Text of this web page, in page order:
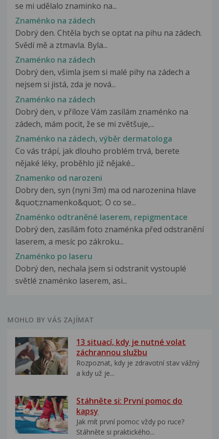
se mi udělalo znaminko na...
Znaménko na zádech
Dobrý den. Chtěla bych se optat na pihu na zádech.
Svědí mě a ztmavla. Byla...
Znaménko na zádech
Dobrý den, všimla jsem si malé pihy na zádech a
nejsem si jistá, zda je nová...
Znaménko na zádech
Dobrý den, v příloze Vám zasílám znaménko na
zádech, mám pocit, že se mi zvětšuje,...
Znaménko na zádech, výběr dermatologa
Co vás trápí, jak dlouho problém trvá, berete
nějaké léky, proběhlo již nějaké...
Znamenko od narozeni
Dobry den, syn (nyni 3m) ma od narozenina hlave
&quot;znamenko&quot;. O co se...
Znaménko odtraněné laserem, repigmentace
Dobrý den, zasílám foto znaménka před odstranění
laserem, a mesíc po zákroku...
Znaménko po laseru
Dobrý den, nechala jsem si odstranit vystouplé
světlé znaménko laserem, asi...
MOHLO BY VÁS ZAJÍMAT
13 situací, kdy je nutné volat
záchrannou službu
Rozpoznat, kdy je zdravotní stav vážný
a kdy už je...
Stáhněte si: První pomoc do
kapsy
Jak mít první pomoc vždy po ruce?
Stáhněte si praktického...